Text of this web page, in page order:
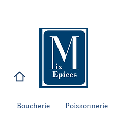
Boucherie Poissonnerie